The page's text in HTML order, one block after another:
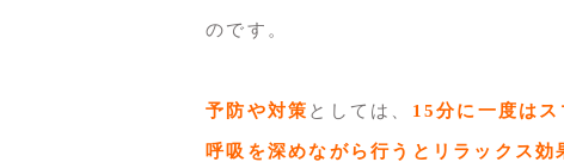
のです。
予防や対策 としては、 15分に一度は
呼吸を深めながら行うとリラックス効